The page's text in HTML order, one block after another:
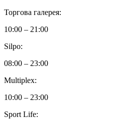
Торгова галерея:
10:00 – 21:00
Silpo:
08:00 – 23:00
Multiplex:
10:00 – 23:00
Sport Life: